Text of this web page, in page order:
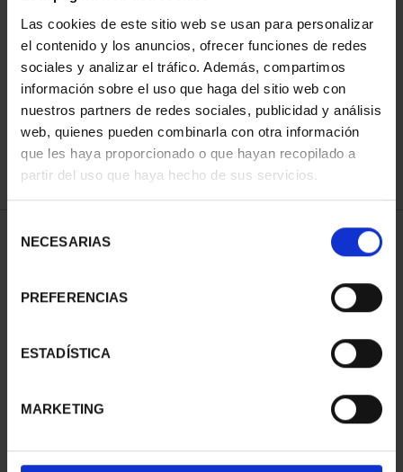
Las cookies de este sitio web se usan para personalizar
el contenido y los anuncios, ofrecer funciones de redes
sociales y analizar el tráfico. Además, compartimos
información sobre el uso que haga del sitio web con
nuestros partners de redes sociales, publicidad y análisis
web, quienes pueden combinarla con otra información
que les haya proporcionado o que hayan recopilado a
partir del uso que haya hecho de sus servicios.
NECESARIAS
PREFERENCIAS
ESTADÍSTICA
MARKETING
ORDENAR POR:
REFINAR
1 Productos encontrados